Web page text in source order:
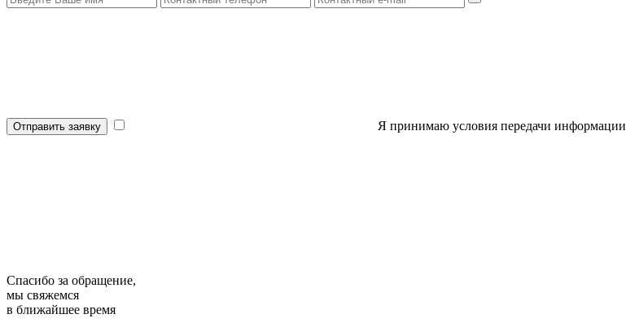
Отправить заявку Я принимаю условия передачи информации
Спасибо за обращение,
мы свяжемся
в ближайшее время